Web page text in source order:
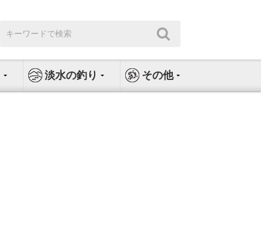
索:
淡水の釣り その他